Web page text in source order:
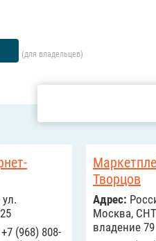
(для владельцев)
(968) 808-
Творцов
Адрес:
Москва, СНТ
владение 79